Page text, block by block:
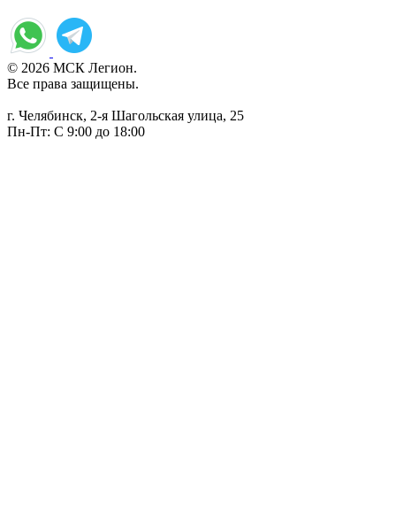
© 2026 МСК Легион.
Все права защищены.
г. Челябинск, 2-я Шагольская улица, 25
Пн-Пт: С 9:00 до 18:00